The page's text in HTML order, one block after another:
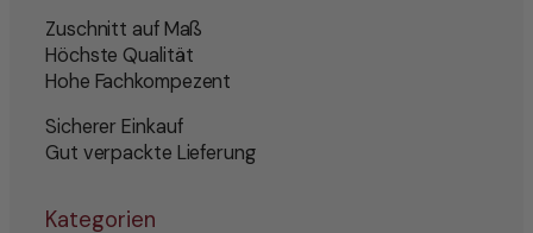
Zuschnitt auf Maß
Höchste Qualität
Hohe Fachkompezent
Sicherer Einkauf
Gut verpackte Lieferung
Kategorien